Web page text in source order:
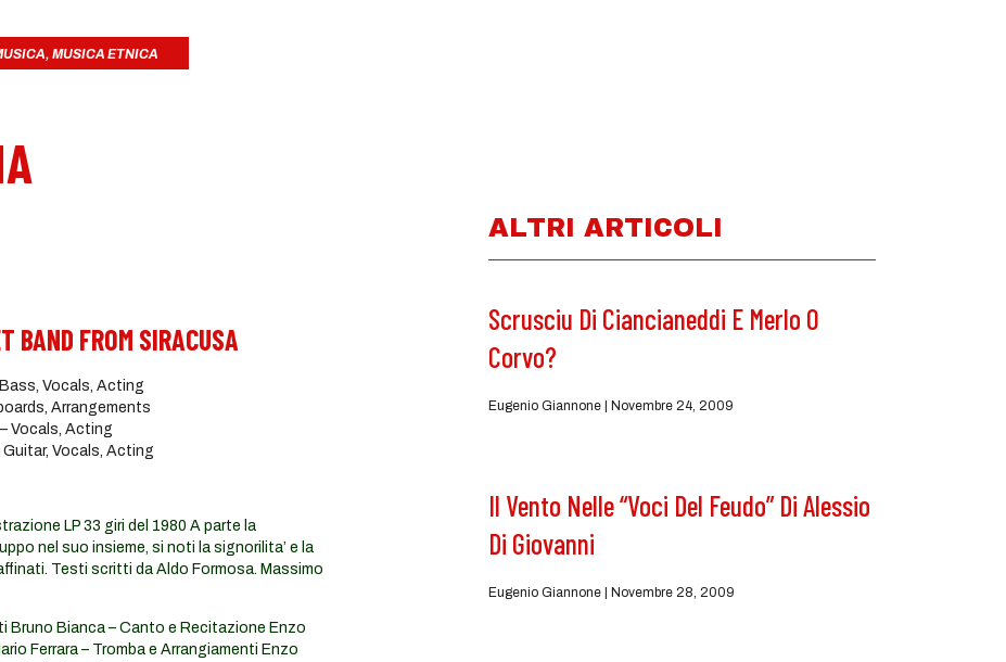
,MUSICA ETNICA
BAND FROM SIRACUSA
Vocals, Acting
Arrangements
Vocals, Acting
Vocals, Acting
LP 33 giri del 1980 A parte la
nel suo insieme, si noti la signorilita’ e la
Testi scritti da Aldo Formosa. Massimo
Bruno Bianca – Canto e Recitazione Enzo
Ferrara – Tromba e Arrangiamenti Enzo
ALTRI ARTICOLI
Scrusciu Di Ciancianeddi E Merlo O
Corvo?
Eugenio Giannone Novembre 24, 2009
Il Vento Nelle “Voci Del Feudo” Di Alessio
Di Giovanni
Eugenio Giannone Novembre 28, 2009